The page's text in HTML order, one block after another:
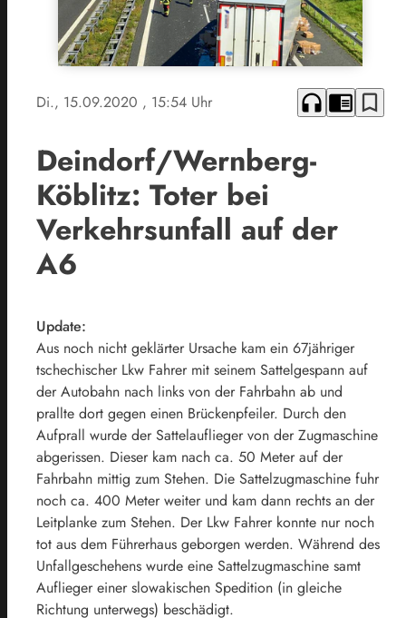
Di., 15.09.2020 , 15:54 Uhr headphones chrome_reader_mode bookmark_border
Deindorf/Wernberg-
Köblitz: Toter bei
Verkehrsunfall auf der
A6
Update:
Aus noch nicht geklärter Ursache kam ein 67jähriger
tschechischer Lkw Fahrer mit seinem Sattelgespann auf
der Autobahn nach links von der Fahrbahn ab und
prallte dort gegen einen Brückenpfeiler. Durch den
Aufprall wurde der Sattelauflieger von der Zugmaschine
abgerissen. Dieser kam nach ca. 50 Meter auf der
Fahrbahn mittig zum Stehen. Die Sattelzugmaschine fuhr
noch ca. 400 Meter weiter und kam dann rechts an der
Leitplanke zum Stehen. Der Lkw Fahrer konnte nur noch
tot aus dem Führerhaus geborgen werden. Während des
Unfallgeschehens wurde eine Sattelzugmaschine samt
Auflieger einer slowakischen Spedition (in gleiche
Richtung unterwegs) beschädigt.